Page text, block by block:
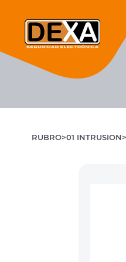
RUBRO 01 INTRUSION